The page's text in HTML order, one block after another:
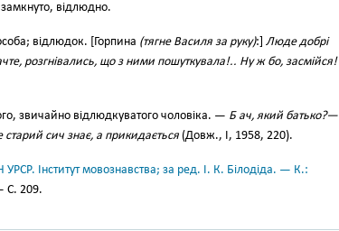
відлюдно.
відлюдок. [Горпина (тягне Василя за руку):] Люде добрі
розгнівались, що з ними пошуткувала!.. Ну ж бо, засмійся!
звичайно відлюдкуватого чоловіка. — Б ач, який батько?—
старий сич знає, а прикидається (Довж., І, 1958, 220).
Інститут мовознавства; за ред. І. К. Білодіда. — К.:
С. 209.